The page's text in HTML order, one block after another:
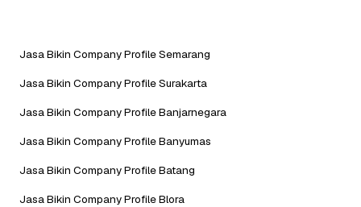
Jasa Bikin Company Profile Semarang
Jasa Bikin Company Profile Surakarta
Jasa Bikin Company Profile Banjarnegara
Jasa Bikin Company Profile Banyumas
Jasa Bikin Company Profile Batang
Jasa Bikin Company Profile Blora